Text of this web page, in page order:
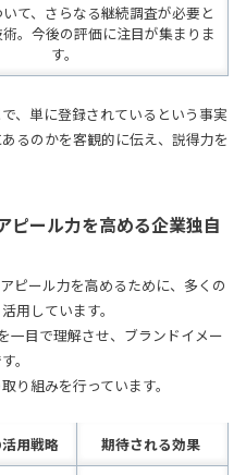
て、さらなる継続調査が必要と
。今後の評価に注目が集まりま
す。
、単に登録されているという事実
るのかを客観的に伝え、説得力を
ピール力を高める企業独自
ピール力を高めるために、多くの
用しています。
一目で理解させ、ブランドイメー
。
り組みを行っています。
用戦略 期待される効果